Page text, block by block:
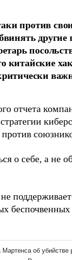
против
другие
китайские
отчета
против
о себе, а не